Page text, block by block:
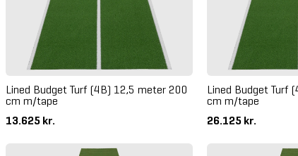
Lined Budget Turf (4B) 12,5 meter 200
cm m/tape
13.625 kr.
Lined Budget Turf
cm m/tape
26.125 kr.